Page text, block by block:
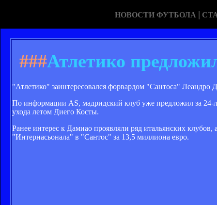
НОВОСТИ ФУТБОЛА |
###Атлетико
"Атлетико" заинтересовался форвардом "Сантоса" Леандро
По информации AS, мадридский клуб уже предложил за 24-
ухода летом Диего Косты.
Ранее интерес к Дамиао проявляли ряд итальянских
"Интернасьонала" в "Сантос" за 13,5 миллиона евро.